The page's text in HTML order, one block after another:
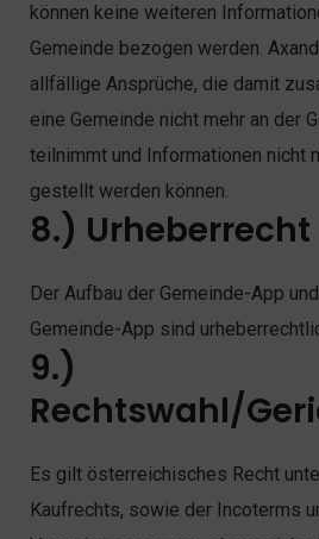
können keine weiteren
Gemeinde bezogen werden.
allfällige Ansprüche, die damit
eine Gemeinde nicht mehr an der
teilnimmt und Informationen nicht
gestellt werden können.
8.) Urheberrecht
Der Aufbau der Gemeinde-App
Gemeinde-App sind
9.)
Rechtswahl/
Es gilt österreichisches Recht
Kaufrechts, sowie der Incoterms